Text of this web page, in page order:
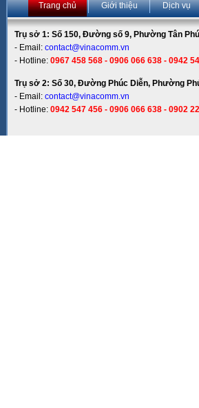
Trang chủ Giới thiệu Dịch vụ
Trụ sở 1: Số 150, Đường số 9, Phường Tân
- Email: contact@vinacomm.vn
- Hotline: 0967 458 568 - 0906 066 638 - 0942
Trụ sở 2: Số 30, Đường Phúc Diễn, Phường
- Email: contact@vinacomm.vn
- Hotline: 0942 547 456 - 0906 066 638 - 0902